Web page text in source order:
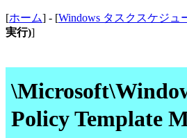
[ホーム] - [Windows タスクスケジュ
実行)]
Policy Template